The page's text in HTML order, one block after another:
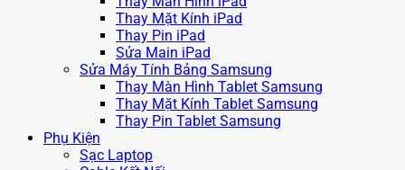
Thay Mặt Kính iPad
Thay Pin iPad
Sửa Main iPad
Sửa Máy Tính Bảng Samsung
Thay Màn Hình Tablet Samsung
Thay Mặt Kính Tablet Samsung
Thay Pin Tablet Samsung
Phụ Kiện
Sạc Laptop